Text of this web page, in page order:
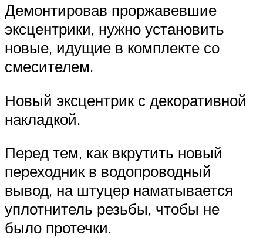
Демонтировав проржавевшие
эксцентрики, нужно установить
новые, идущие в комплекте со
смесителем.
Новый эксцентрик с декоративной
накладкой.
Перед тем, как вкрутить новый
переходник в водопроводный
вывод, на штуцер наматывается
уплотнитель резьбы, чтобы не
было протечки.